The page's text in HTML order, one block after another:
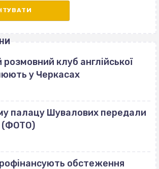
клуб англійської
у Черкасах
палацу Шувалових передали
(ФОТО)
обстеження